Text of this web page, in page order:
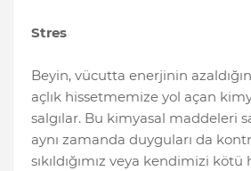
Stres
Beyin, vücutta enerjinin
açlık hissetmemize yol açan
salgılar. Bu kimyasal maddeleri
aynı zamanda duyguları da
sıkıldığımız veya kendimizi